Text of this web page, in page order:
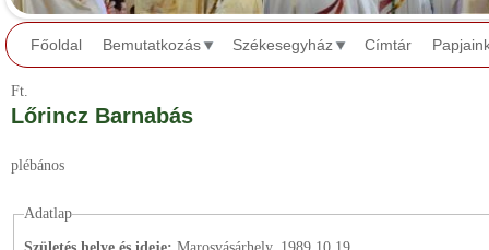
Főoldal Bemutatkozás Székesegyház Címtár
Ft.
Lőrincz Barnabás
plébános
Adatlap